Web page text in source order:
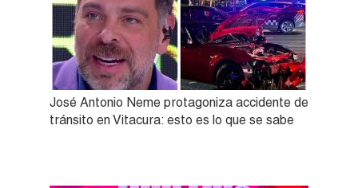
José Antonio Neme protagoniza accidente de
tránsito en Vitacura: esto es lo que se sabe